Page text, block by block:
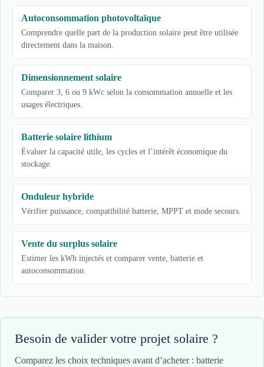
Autoconsommation photovoltaïque
Comprendre quelle part de la production solaire peut être utilisée
directement dans la maison.
Dimensionnement solaire
Comparer 3, 6 ou 9 kWc selon la consommation annuelle et les
usages électriques.
Batterie solaire lithium
Évaluer la capacité utile, les cycles et l’intérêt économique du
stockage.
Onduleur hybride
Vérifier puissance, compatibilité batterie, MPPT et mode secours.
Vente du surplus solaire
Estimer les kWh injectés et comparer vente, batterie et
autoconsommation.
Besoin de valider votre projet solaire ?
Comparez les choix techniques avant d’acheter : batterie